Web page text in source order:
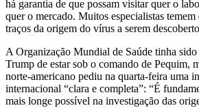
há garantia de que possam visitar quer o
quer o mercado. Muitos especialistas temem
traços da origem do vírus a serem
A Organização Mundial de Saúde tinha
Trump de estar sob o comando de Pequim,
norte-americano pediu na quarta-feira uma
internacional “clara e completa”: “É
mais longe possível na investigação das